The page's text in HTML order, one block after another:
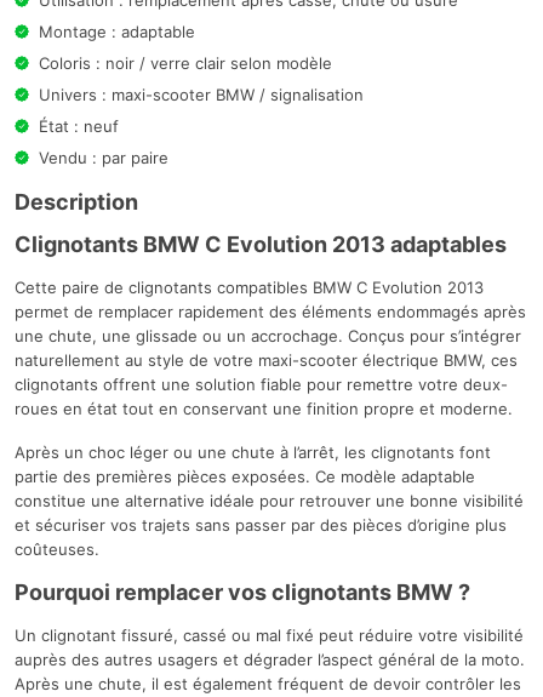
Montage : adaptable
Coloris : noir / verre clair selon modèle
Univers : maxi-scooter BMW / signalisation
État : neuf
Vendu : par paire
Description
Clignotants BMW C Evolution 2013 adaptables
Cette paire de clignotants compatibles BMW C Evolution 2013
permet de remplacer rapidement des éléments endommagés après
une chute, une glissade ou un accrochage. Conçus pour s’intégrer
naturellement au style de votre maxi-scooter électrique BMW, ces
clignotants offrent une solution fiable pour remettre votre deux-
roues en état tout en conservant une finition propre et moderne.
Après un choc léger ou une chute à l’arrêt, les clignotants font
partie des premières pièces exposées. Ce modèle adaptable
constitue une alternative idéale pour retrouver une bonne visibilité
et sécuriser vos trajets sans passer par des pièces d’origine plus
coûteuses.
Pourquoi remplacer vos clignotants BMW ?
Un clignotant fissuré, cassé ou mal fixé peut réduire votre visibilité
auprès des autres usagers et dégrader l’aspect général de la moto.
Après une chute, il est également fréquent de devoir contrôler les